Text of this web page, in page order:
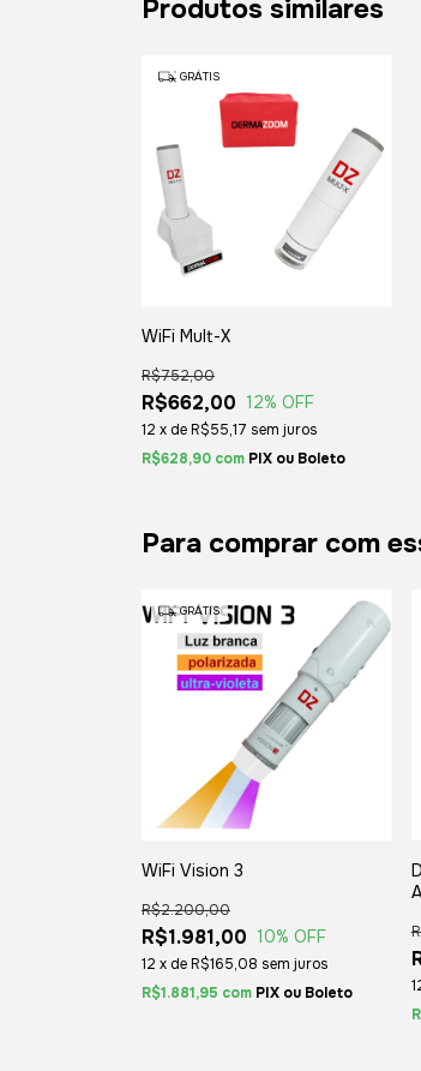
Produtos similares
GRÁTIS
WiFi Mult-X
R$662,00
R$752,00
12% OFF
12 x de R$55,17 sem juros
R$628,90 com Boleto
Para comprar com
GRÁTIS
WiFi Vision 3
R$1.981,00
R$2.200,00
10% OFF
12 x de R$165,08 sem juros
R$1.881,95 com Boleto